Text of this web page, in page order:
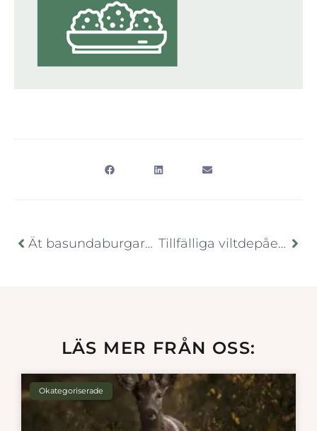
Ät basundaburgare på valö café i sommar Tillfälliga viltdepåer under bockjakten
LÄS MER FRÅN OSS:
Okategoriserade